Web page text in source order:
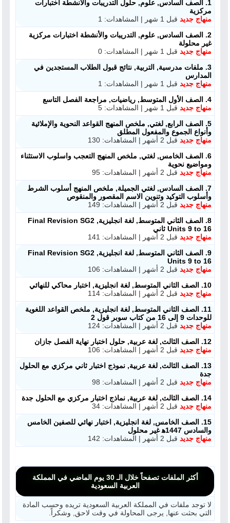
1. الصف السادس, علوم, حلول التدريبات والأنشطة اختبارات
مركزية
منهاج جديد قبل 1 شهر | المشاهدات: 1
2. الصف السادس, علوم, التدريبات والأنشطة اختبارات مركزية
غير محلولة
منهاج جديد قبل 1 شهر | المشاهدات: 0
3. ملفات مدرسية, التربية, نتائج قبول الطلاب المستجدين في
المدارس
منهاج جديد قبل 1 شهر | المشاهدات: 1
4. الصف الأول المتوسط, رياضيات, مراجعة الفصل التاسع
منهاج جديد قبل 1 شهر | المشاهدات: 5
5. الصف الرابع, لغتي, ملخص المنهج القواعد النحوية والإملائية
وأنواع الجموع والمفعول المطلق
منهاج جديد قبل 2 أشهر | المشاهدات: 130
6. الصف الخامس, لغتي, ملخص المنهج التعجب واسلوب الاستثناء
ومواضيع نحوية
منهاج جديد قبل 2 أشهر | المشاهدات: 95
7. الصف السادس, لغتي الجميلة, ملخص المنهج أسلوب الشرط
وأسلوب التوكيد وتنوين الاسم المقصور والمنقوص
منهاج جديد قبل 2 أشهر | المشاهدات: 149
8. الصف الثاني المتوسط, لغة انجليزية, Final Revision SG2
Units 9 to 16 ثاني
منهاج جديد قبل 2 أشهر | المشاهدات: 141
9. الصف الثاني المتوسط, لغة انجليزية, Final Revision SG2
Units 9 to 16
منهاج جديد قبل 2 أشهر | المشاهدات: 106
10. الصف الثاني المتوسط, لغة انجليزية, اختبار محاكي للنهائي
منهاج جديد قبل 2 أشهر | المشاهدات: 114
11. الصف الثاني المتوسط, لغة انجليزية, ملخص القواعد اللغوية
للوحدات 9 إلى 16 من كتاب سوبر قول 2
منهاج جديد قبل 2 أشهر | المشاهدات: 124
12. الصف الثالث, لغة عربية, حلول اختبار نهاية الفصل جازان
منهاج جديد قبل 2 أشهر | المشاهدات: 106
13. الصف الثالث, لغة عربية, نموذج اختبار ثاني مركزي مع الحلول
جدة
منهاج جديد قبل 2 أشهر | المشاهدات: 98
14. الصف الثالث, لغة عربية, نماذج اختبار مركزي مع الحلول جدة
منهاج جديد قبل 2 أشهر | المشاهدات: 34
15. الصف الخامس, لغة انجليزية, اختبار نهائي للصفين الخامس
والسادس 1447ه‍ غير محلول
منهاج جديد قبل 2 أشهر | المشاهدات: 142
أكثر الملفات تصفحاً خلال الـ 30 يوم الماضي في المملكة
العربية السعودية
لا توجد ملفات في المملكة العربية السعودية تريده وحسب المادة
التي بحثت عنها, يرجى المحاولة في وقت لاحق, وشكراً.